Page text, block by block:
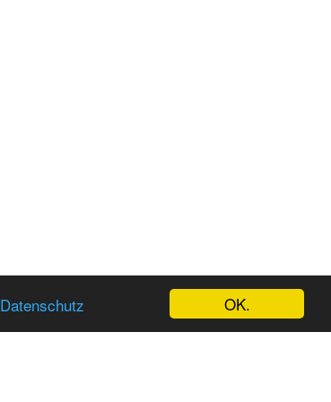
OK.
Datenschutz